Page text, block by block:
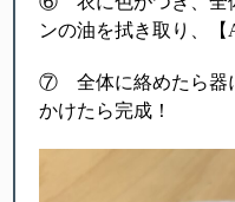
ンの油を拭き取り、【
⑦ 全体に絡めたら器
かけたら完成！